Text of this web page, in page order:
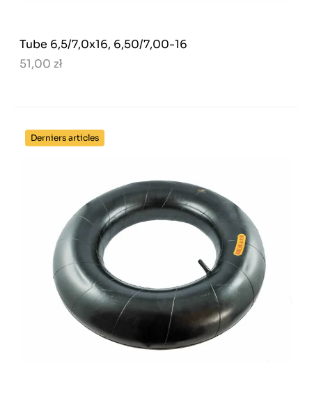
Tube 6,5/7,0x16, 6,50/7,00-16
51,00 zł
Derniers articles